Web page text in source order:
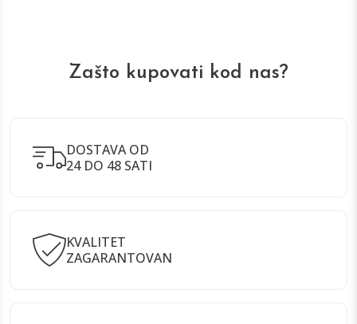
Zašto kupovati kod nas?
DOSTAVA OD
24 DO 48 SATI
KVALITET
ZAGARANTOVAN